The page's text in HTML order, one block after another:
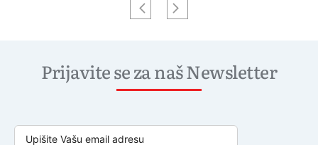
Prijavite se za naš Newsletter